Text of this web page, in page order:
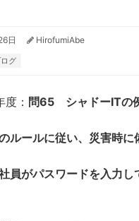
日 HirofumiAbe
グ
： 問65 シャドーITの
ールに従い、災害時に
がパスワードを入力し